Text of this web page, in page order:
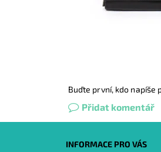
Buďte první, kdo napíše
Přidat komentář
INFORMACE PRO VÁS